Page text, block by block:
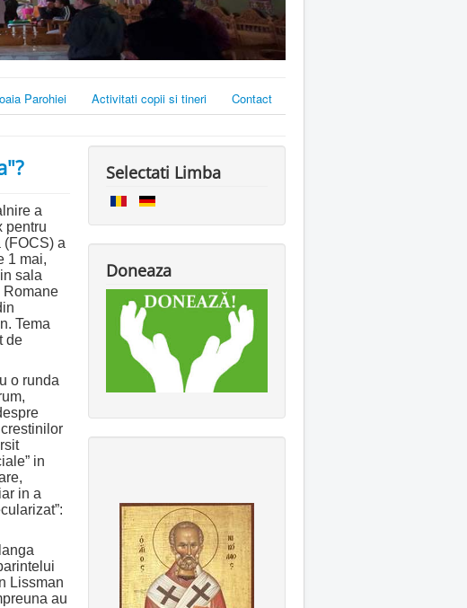
Parohiei Activitati copii si tineri Contact
a
pentru
(FOCS) a
1 mai,
sala
Romane
Tema
de
o runda
in
in a
Lissman
au
Selectati Limba
Doneaza